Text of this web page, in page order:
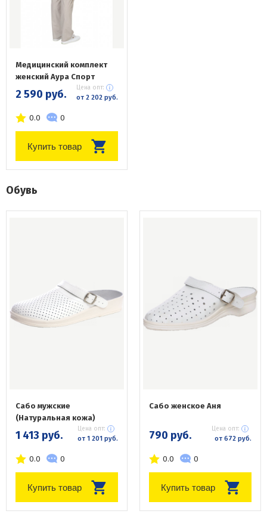
Медицинский комплект
женский Аура Спорт
2 590 руб. Цена опт:
от 2 202 руб.
0.0 0
Купить товар
Обувь
Сабо мужские
(Натуральная кожа)
1 413 руб. Цена опт:
от 1 201 руб.
0.0 0
Купить товар
Сабо женское Аня
790 руб. Цена опт:
от 672 руб.
0.0 0
Купить товар